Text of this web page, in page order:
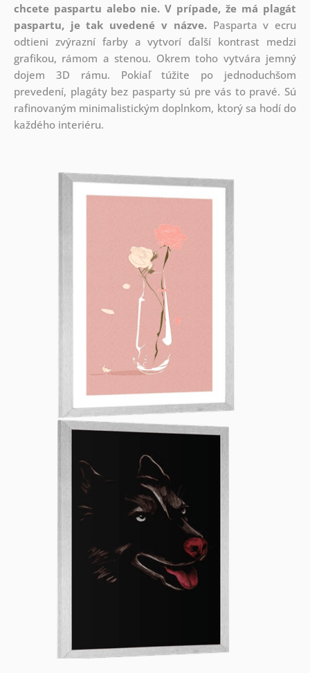
chcete paspartu alebo nie. V prípade, že má plagát
paspartu, je tak uvedené v názve.Pasparta v ecru
odtieni zvýrazní farby a vytvorí ďalší kontrast medzi
grafikou, rámom a stenou. Okrem toho vytvára jemný
dojem 3D rámu. Pokiaľ túžite po jednoduchšom
prevedení, plagáty bez pasparty sú pre vás to pravé. Sú
rafinovaným minimalistickým doplnkom, ktorý sa hodí do
každého interiéru.